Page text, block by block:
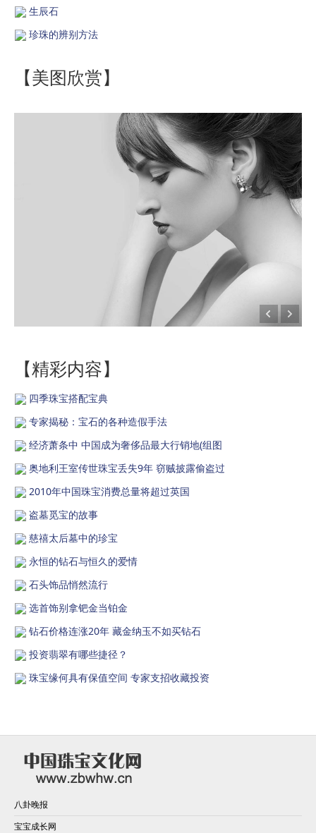
生辰石
珍珠的辨别方法
【美图欣赏】
【精彩内容】
四季珠宝搭配宝典
专家揭秘：宝石的各种造假手法
经济萧条中 中国成为奢侈品最大行销地(组图
奥地利王室传世珠宝丢失9年 窃贼披露偷盗过
2010年中国珠宝消费总量将超过英国
盗墓觅宝的故事
慈禧太后墓中的珍宝
永恒的钻石与恒久的爱情
石头饰品悄然流行
选首饰别拿钯金当铂金
钻石价格连涨20年 藏金纳玉不如买钻石
投资翡翠有哪些捷径？
珠宝缘何具有保值空间 专家支招收藏投资
八卦晚报
宝宝成长网